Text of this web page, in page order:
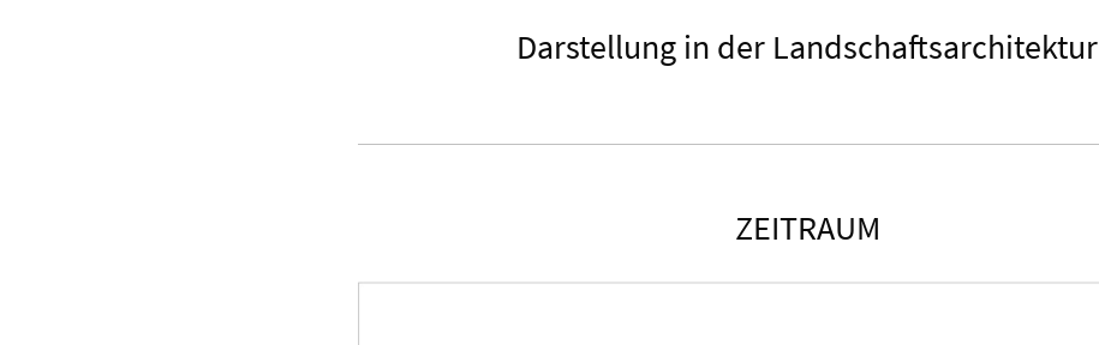
Darstellung in der Landschaftsarchitektur
ZEITRAUM